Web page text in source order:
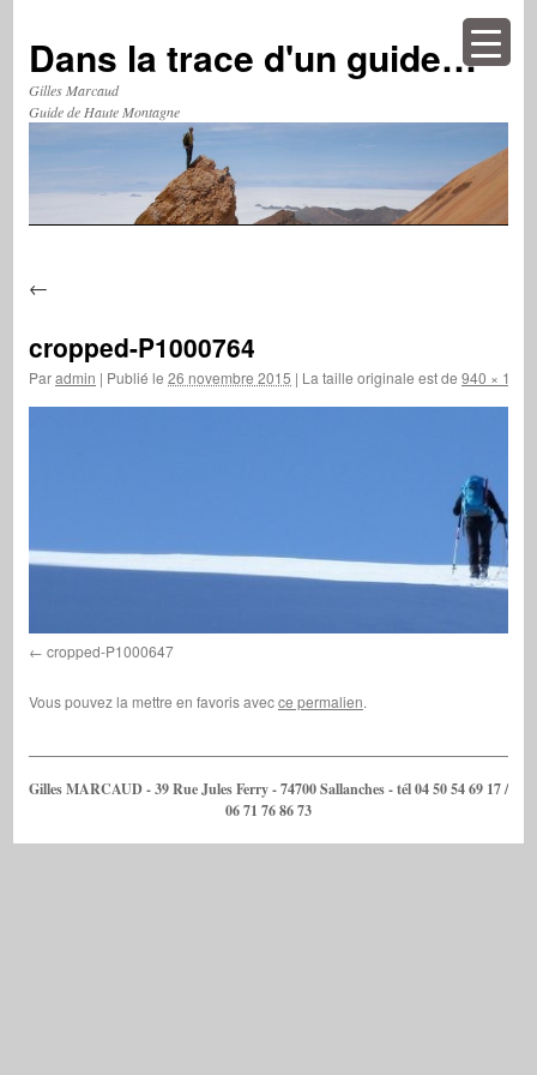
contenu
Dans la trace d'un guide…
Gilles Marcaud
Guide de Haute Montagne
←
cropped-P1000764
Paradmin | Publié le 26 novembre 2015 | La taille originale est de 940 × 198
cropped-P1000647
Vous pouvez la mettre en favoris avecce permalien.
Gilles MARCAUD - 39 Rue Jules Ferry - 74700 Sallanches - tél 04 50 54 69 17 /
06 71 76 86 73